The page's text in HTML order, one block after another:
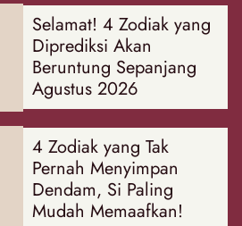
Selamat! 4 Zodiak yang
Diprediksi Akan
Beruntung Sepanjang
Agustus 2026
4 Zodiak yang Tak
Pernah Menyimpan
Dendam, Si Paling
Mudah Memaafkan!